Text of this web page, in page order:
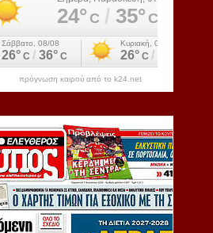
πρόγνωση καιρού από το k24.net